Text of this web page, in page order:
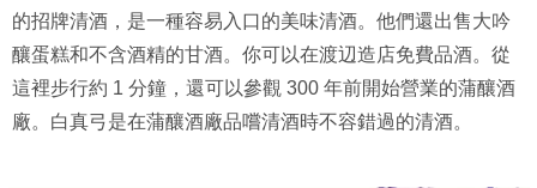
的招牌清酒，是一種容易入口的美味清酒。他們還出售大吟
釀蛋糕和不含酒精的甘酒。你可以在渡辺造店免費品酒。從
這裡步行約 1 分鐘，還可以參觀 300 年前開始營業的蒲釀酒
廠。白真弓是在蒲釀酒廠品嚐清酒時不容錯過的清酒。